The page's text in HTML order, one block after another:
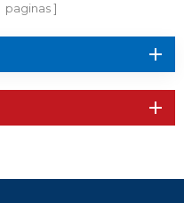
paginas